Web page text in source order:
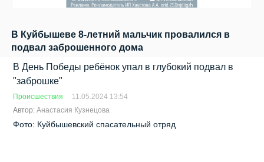
В Куйбышеве 8-летний мальчик провалился в
подвал заброшенного дома
В День Победы ребёнок упал в глубокий подвал в
"заброшке"
Происшествия
11.05.2024 13:54
Автор:Анастасия Кузнецова
Фото: Куйбышевский спасательный отряд